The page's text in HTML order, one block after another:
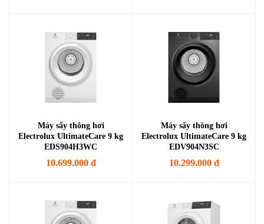
Máy sấy thông hơi
Electrolux UltimateCare 9 kg
EDS904H3WC
10.699.000 đ
Máy sấy thông hơi
Electrolux UltimateCare 9 kg
EDV904N3SC
10.299.000 đ